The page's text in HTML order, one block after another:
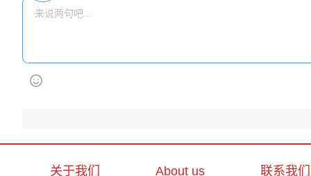
关于我们 About us 联系我们